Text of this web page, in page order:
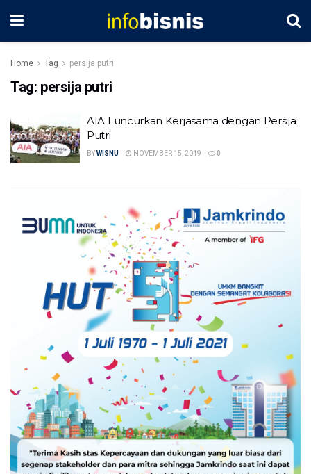
Home Tag persija putri
Tag: persija putri
AIA Luncurkan Kerjasama dengan Persija
Putri
BYWISNU NOVEMBER 15, 2019 0